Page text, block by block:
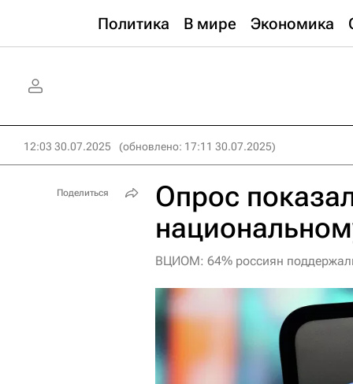
Политика В мире Экономика
12:03 30.07.2025 (обновлено: 17:11 30.07.2025)
Опрос
ВЦИОМ: 64% россиян
Поделиться